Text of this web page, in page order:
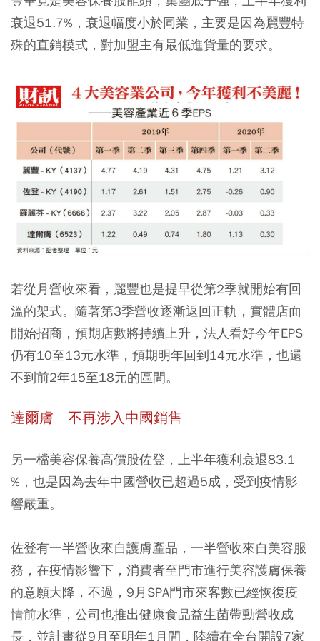
衰退51.7%，衰退幅度小於同業，主要是因為麗豐特
殊的直銷模式，對加盟主有最低進貨量的要求。
若從月營收來看，麗豐也是提早從第2季就開始有回
溫的架式。隨著第3季營收逐漸返回正軌，實體店面
開始招商，預期店數將持續上升，法人看好今年EPS
仍有10至13元水準，預期明年回到14元水準，也還
不到前2年15至18元的區間。
達爾膚 不再涉入中國銷售
另一檔美容保養高價股佐登，上半年獲利衰退83.1
%，也是因為去年中國營收已超過5成，受到疫情影
響嚴重。
佐登有一半營收來自護膚產品，一半營收來自美容服
務，在疫情影響下，消費者至門市進行美容護膚保養
的意願大降，不過，9月SPA門市來客數已經恢復疫
情前水準，公司也推出健康食品益生菌帶動營收成
長，並計畫從9月至明年1月間，陸續在全台開設7家